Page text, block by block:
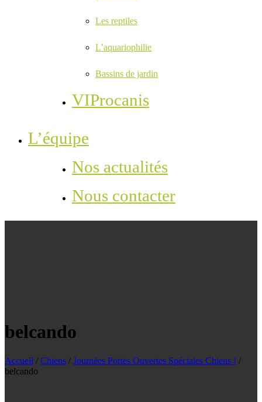
Les reptiles
L’aquariophilie
Bassins de jardin
VIProcanis
L’équipe
Nos actualités
Nous contacter
belcando
Accueil / Chiens / Journées Portes Ouvertes Spéciales Chiens ! /
belcando